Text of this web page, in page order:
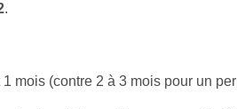
.
mois (contre 2 à 3 mois pour un